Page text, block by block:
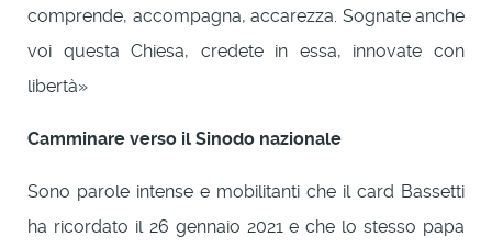
comprende, accompagna, accarezza. Sognate anche
voi questa Chiesa, credete in essa, innovate con
libertà»
Camminare verso il Sinodo nazionale
Sono parole intense e mobilitanti che il card Bassetti
ha ricordato il 26 gennaio 2021 e che lo stesso papa